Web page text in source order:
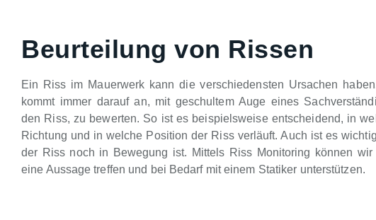
Beurteilung von Rissen
Ein Riss im Mauerwerk kann die verschiedensten Ursachen
kommt immer darauf an, mit geschultem Auge eines
den Riss, zu bewerten. So ist es beispielsweise entscheidend, in
Richtung und in welche Position der Riss verläuft. Auch ist es
der Riss noch in Bewegung ist. Mittels Riss Monitoring können wir
eine Aussage treffen und bei Bedarf mit einem Statiker unterstützen.